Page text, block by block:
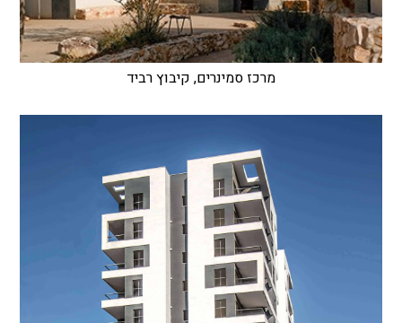
מרכז סמינרים, קיבוץ רביד